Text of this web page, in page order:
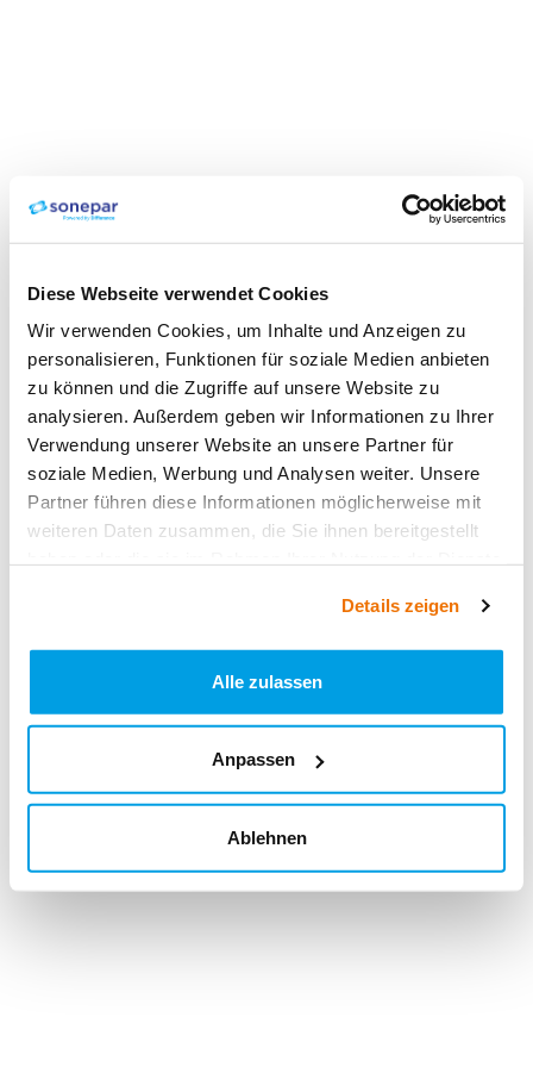
Diese Webseite verwendet Cookies
Wir verwenden Cookies, um Inhalte und Anzeigen zu
personalisieren, Funktionen für soziale Medien anbieten
zu können und die Zugriffe auf unsere Website zu
analysieren. Außerdem geben wir Informationen zu Ihrer
Verwendung unserer Website an unsere Partner für
soziale Medien, Werbung und Analysen weiter. Unsere
Partner führen diese Informationen möglicherweise mit
weiteren Daten zusammen, die Sie ihnen bereitgestellt
Details zeigen
Alle zulassen
Anpassen
Ablehnen